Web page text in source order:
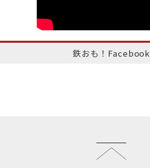
鉄おも！Facebook